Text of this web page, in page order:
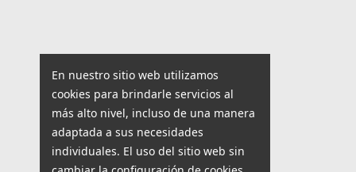
En nuestro sitio web utilizamos
cookies para brindarle servicios al
más alto nivel, incluso de una manera
adaptada a sus necesidades
individuales. El uso del sitio web sin